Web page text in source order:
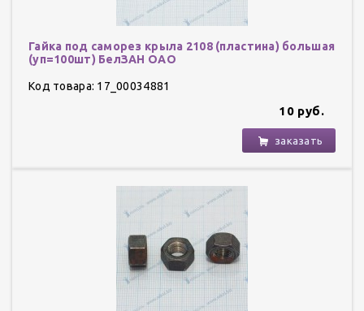
Гайка под саморез крыла 2108 (пластина) большая
(уп=100шт) БелЗАН ОАО
Код товара: 17_00034881
10 руб.
заказать